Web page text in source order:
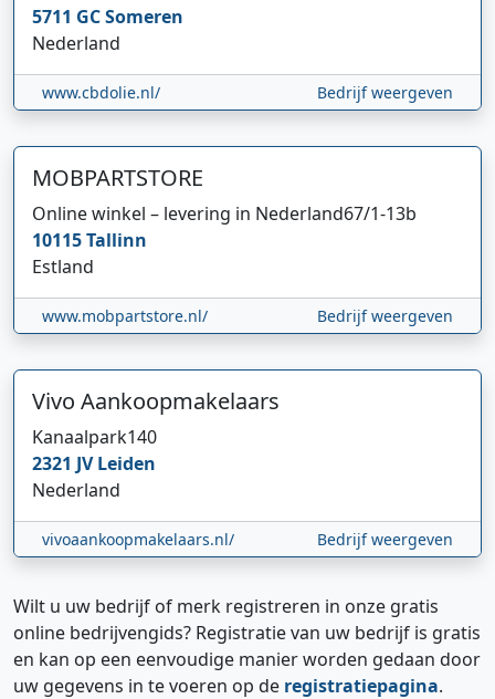
5711 GCSomeren
Nederland
www.cbdolie.nl/ Bedrijf weergeven
MOBPARTSTORE
Online winkel – levering in Nederland67/1-13b
10115Tallinn
Estland
www.mobpartstore.nl/ Bedrijf weergeven
Vivo Aankoopmakelaars
Kanaalpark140
2321 JVLeiden
Nederland
vivoaankoopmakelaars.nl/ Bedrijf weergeven
Wilt u uw bedrijf of merk registreren in onze gratis
online bedrijvengids? Registratie van uw bedrijf is gratis
en kan op een eenvoudige manier worden gedaan door
uw gegevens in te voeren op de registratiepagina.